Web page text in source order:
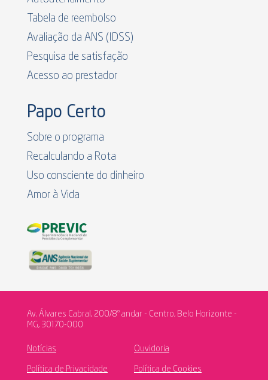
Tabela de reembolso
Avaliação da ANS (IDSS)
Pesquisa de satisfação
Acesso ao prestador
Papo Certo
Sobre o programa
Recalculando a Rota
Uso consciente do dinheiro
Amor à Vida
Av. Álvares Cabral, 200/8º andar - Centro, Belo Horizonte -
MG, 30170-000
Notícias Ouvidoria
Política de Privacidade Política de Cookies